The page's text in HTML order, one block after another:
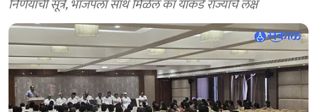
निर्णयाची सूत्रे, भाजपला साथ मिळेल का याकडे राज्याचे लक्ष